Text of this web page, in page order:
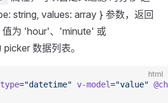
string, values: array } 参数，返回
值为 'hour'、'minute' 或
数据列表。
html
="datetime" v-model="value"